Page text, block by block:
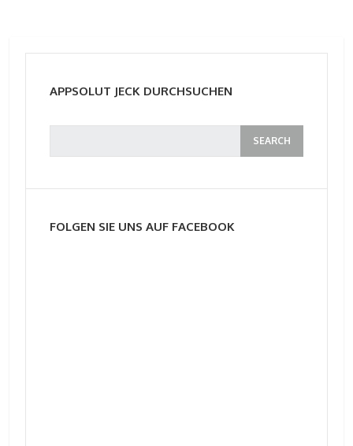
APPSOLUT JECK DURCHSUCHEN
FOLGEN SIE UNS AUF FACEBOOK